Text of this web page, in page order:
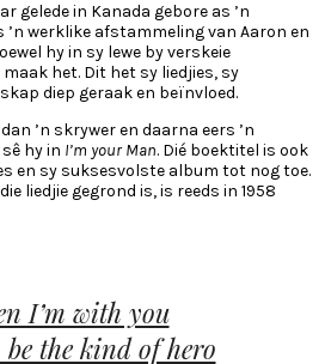
gelede in Kanada gebore as ’n
’n werklike afstammeling van Aaron en
hy in sy lewe by verskeie
het. Dit het sy liedjies, sy
diep geraak en beïnvloed.
’n skrywer en daarna eers ’n
hy in I’m your Man. Dié boektitel is ook
en sy suksesvolste album tot nog toe.
liedjie gegrond is, is reeds in 1958
I’m with you
the kind of hero